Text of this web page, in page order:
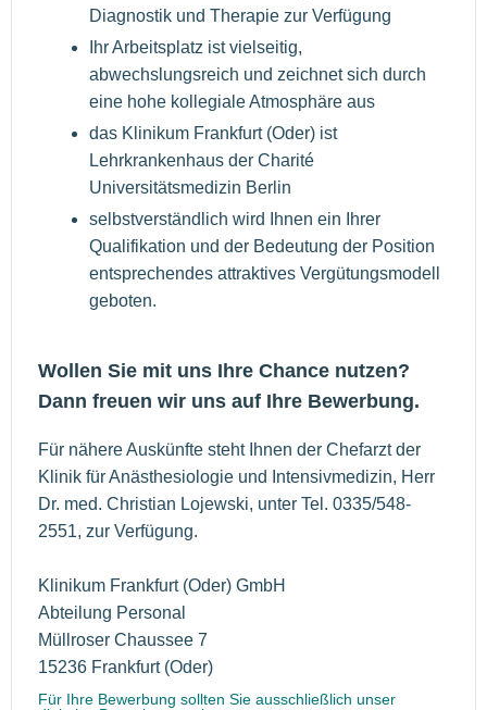
Diagnostik und Therapie zur Verfügung
Ihr Arbeitsplatz ist vielseitig,
abwechslungsreich und zeichnet sich durch
eine hohe kollegiale Atmosphäre aus
das Klinikum Frankfurt (Oder) ist
Lehrkrankenhaus der Charité
Universitätsmedizin Berlin
selbstverständlich wird Ihnen ein Ihrer
Qualifikation und der Bedeutung der Position
entsprechendes attraktives Vergütungsmodell
geboten.
Wollen Sie mit uns Ihre Chance nutzen?
Dann freuen wir uns auf Ihre Bewerbung.
Für nähere Auskünfte steht Ihnen der Chefarzt der
Klinik für Anästhesiologie und Intensivmedizin, Herr
Dr. med. Christian Lojewski, unter Tel. 0335/548-
2551, zur Verfügung.
Klinikum Frankfurt (Oder) GmbH
Abteilung Personal
Müllroser Chaussee 7
15236 Frankfurt (Oder)
Für Ihre Bewerbung sollten Sie ausschließlich unser